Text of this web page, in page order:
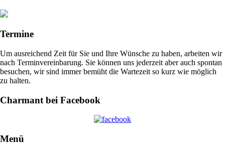
Termine
Um ausreichend Zeit für Sie und Ihre Wünsche zu haben, arbeiten wir
nach Terminvereinbarung. Sie können uns jederzeit aber auch spontan
besuchen, wir sind immer bemüht die Wartezeit so kurz wie möglich
zu halten.
Charmant bei Facebook
Menü